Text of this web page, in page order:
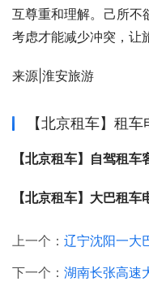
互尊重和理解。己所不
考虑才能减少冲突，让
来源|淮安旅游
【北京租车】租车
【北京租车】自驾租
【北京租车】大巴租
上一个： 辽宁沈阳一大
下一个： 湖南长张高速